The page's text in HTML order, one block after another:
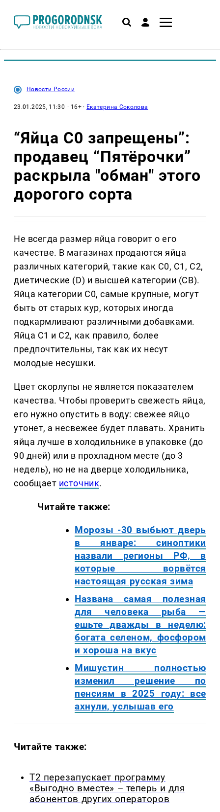
Новости России
23.01.2025, 11:30 · 16+ · Екатерина Соколова
“Яйца С0 запрещены”:
продавец “Пятёрочки”
раскрыла "обман" этого
дорогого сорта
Не всегда размер яйца говорит о его
качестве. В магазинах продаются яйца
различных категорий, такие как С0, С1, С2,
диетические (D) и высшей категории (СВ).
Яйца категории С0, самые крупные, могут
быть от старых кур, которых иногда
подкармливают различными добавками.
Яйца С1 и С2, как правило, более
предпочтительны, так как их несут
молодые несушки.
Цвет скорлупы не является показателем
качества. Чтобы проверить свежесть яйца,
его нужно опустить в воду: свежее яйцо
утонет, а несвежее будет плавать. Хранить
яйца лучше в холодильнике в упаковке (до
90 дней) или в прохладном месте (до 3
недель), но не на дверце холодильника,
сообщает источник.
Читайте также:
Морозы -30 выбьют дверь
в январе: синоптики
назвали регионы РФ, в
которые ворвётся
настоящая русская зима
Названа самая полезная
для человека рыба —
ешьте дважды в неделю:
богата селеном, фосфором
и хороша на вкус
Мишустин полностью
изменил решение по
пенсиям в 2025 году: все
ахнули, услышав его
Читайте также:
Т2 перезапускает программу
«Выгодно вместе» – теперь и для
абонентов других операторов